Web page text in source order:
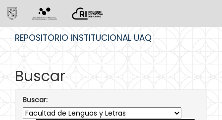
REPOSITORIO INSTITUCIONAL UAQ
Buscar
Buscar: